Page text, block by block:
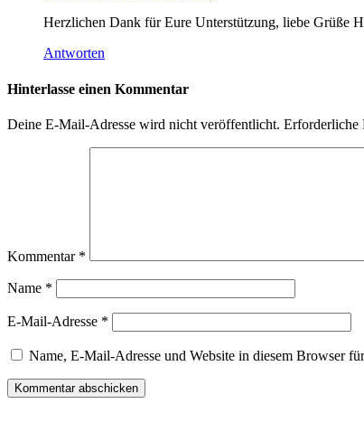
Herzlichen Dank für Eure Unterstützung, liebe Grüße
Antworten
Hinterlasse einen Kommentar
Deine E-Mail-Adresse wird nicht veröffentlicht. Erforderliche
Kommentar *
Name *
E-Mail-Adresse *
Name, E-Mail-Adresse und Website in diesem Browser